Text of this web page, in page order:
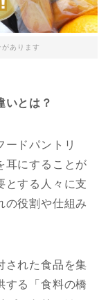
あります
いとは？
ードパントリ
耳にすることが
とする人々に支
の役割や仕組み
された食品を集
する「食料の橋